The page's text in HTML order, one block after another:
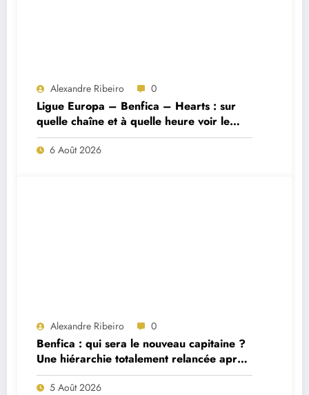
Alexandre Ribeiro 0
Ligue Europa – Benfica – Hearts : sur
quelle chaîne et à quelle heure voir le
match ?
6 Août 2026
Alexandre Ribeiro 0
Benfica : qui sera le nouveau capitaine ?
Une hiérarchie totalement relancée après
deux départs majeurs
5 Août 2026